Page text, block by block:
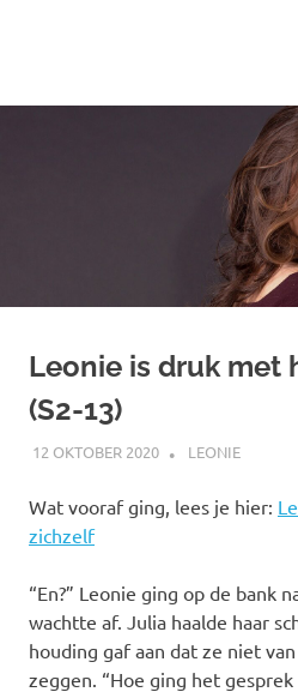
inhoud
Leonie is druk met
(S2-13)
12 OKTOBER 2020 MARJOLEIN
LEONIE
Wat vooraf ging, lees je hier:
zichzelf
“En?” Leonie ging op de bank
wachtte af. Julia haalde haar
houding gaf aan dat ze niet
zeggen. “Hoe ging het gesprek